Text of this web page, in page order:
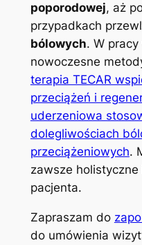
poporodowej, aż
przypadkach
bólowych. W
nowoczesne
terapia TECAR
przeciążeń i
uderzeniowa
dolegliwościach
przeciążeniowych.
zawsze
pacjenta.
Zapraszam do
do umówienia